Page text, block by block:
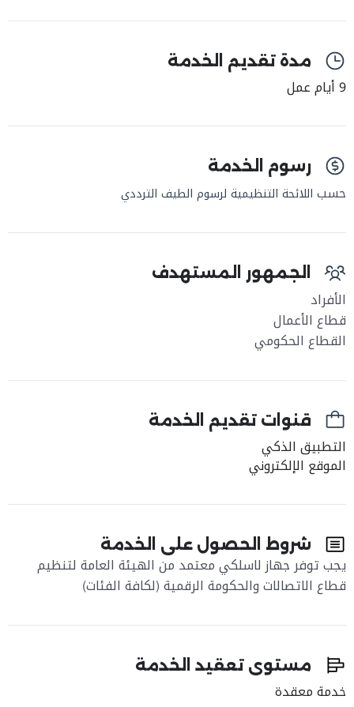
مدة تقديم الخدمة
9 أيام عمل
رسوم الخدمة
حسب اللائحة التنظيمية لرسوم الطيف الترددي
الجمهور المستهدف
الأفراد
قطاع الأعمال
القطاع الحكومي
قنوات تقديم الخدمة
التطبيق الذكي
الموقع الإلكتروني
شروط الحصول على الخدمة
يجب توفر جهاز لاسلكي معتمد من الهيئة العامة لتنظيم
قطاع الاتصالات والحكومة الرقمية (لكافة الفئات)
مستوى تعقيد الخدمة
خدمة معقدة